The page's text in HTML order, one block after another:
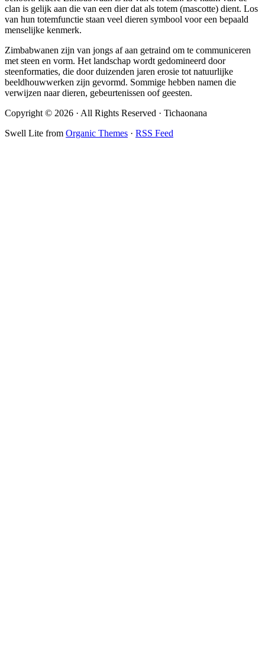
clan is gelijk aan die van een dier dat als totem (mascotte) dient. Los
van hun totemfunctie staan veel dieren symbool voor een bepaald
menselijke kenmerk.
Zimbabwanen zijn van jongs af aan getraind om te communiceren
met steen en vorm. Het landschap wordt gedomineerd door
steenformaties, die door duizenden jaren erosie tot natuurlijke
beeldhouwwerken zijn gevormd. Sommige hebben namen die
verwijzen naar dieren, gebeurtenissen oof geesten.
Copyright © 2026 · All Rights Reserved · Tichaonana
Swell Lite from Organic Themes · RSS Feed